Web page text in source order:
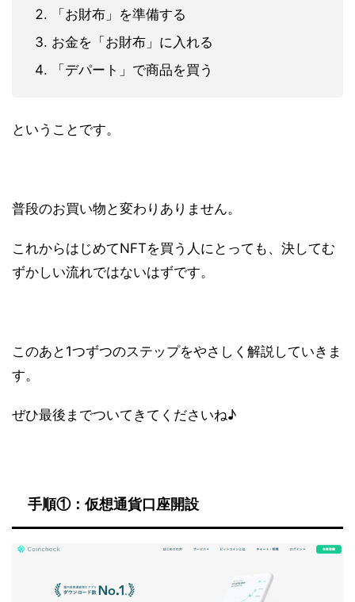
「お財布」を準備する
お金を「お財布」に入れる
「デパート」で商品を買う
ということです。
普段のお買い物と変わりありません。
これからはじめてNFTを買う人にとっても、決してむ
ずかしい流れではないはずです。
このあと1つずつのステップをやさしく解説していきま
す。
ぜひ最後までついてきてくださいね♪
手順①：仮想通貨口座開設